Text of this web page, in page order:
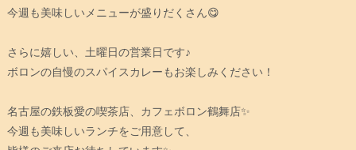
今週も美味しいメニューが盛りだくさん😋
さらに嬉しい、土曜日の営業日です♪
ボロンの自慢のスパイスカレーもお楽しみください！
名古屋の鉄板愛の喫茶店、カフェボロン鶴舞店✨
今週も美味しいランチをご用意して、